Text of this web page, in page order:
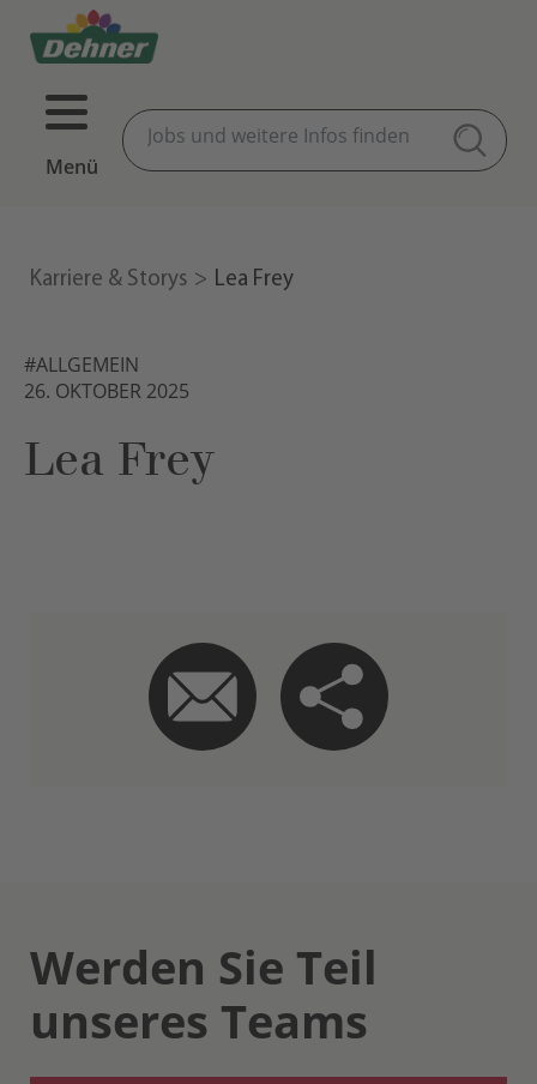
Menü
Karriere & Storys Lea Frey
#ALLGEMEIN
26. OKTOBER 2025
Lea Frey
Werden Sie Teil
unseres Teams